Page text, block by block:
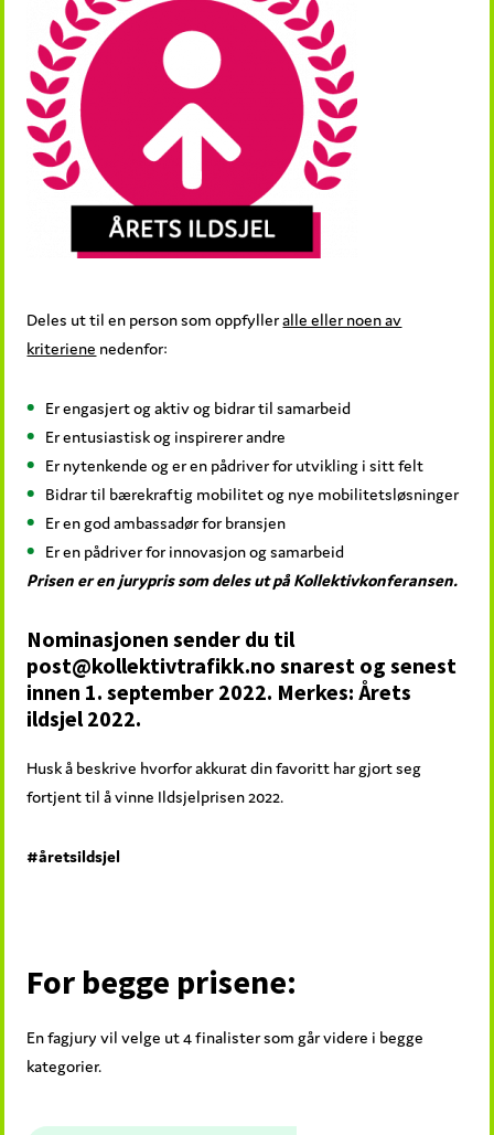
Deles ut til en person som oppfylleralle eller noen av
kriteriene nedenfor:
Er engasjert og aktiv og bidrar til samarbeid
Er entusiastisk og inspirerer andre
Er nytenkende og er en pådriver for utvikling i sitt felt
Bidrar til bærekraftig mobilitet og nye mobilitetsløsninger
Er en god ambassadør for bransjen
Er en pådriver for innovasjon og samarbeid
Prisen er en jurypris som deles ut på Kollektivkonferansen.
Nominasjonen sender du til
post@kollektivtrafikk.no snarest og senest
innen 1. september 2022. Merkes: Årets
ildsjel 2022.
Husk å beskrive hvorfor akkurat din favoritt har gjort seg
fortjent til å vinne Ildsjelprisen 2022.
#åretsildsjel
For begge prisene:
En fagjury vil velge ut 4 finalister som går videre i begge
kategorier.